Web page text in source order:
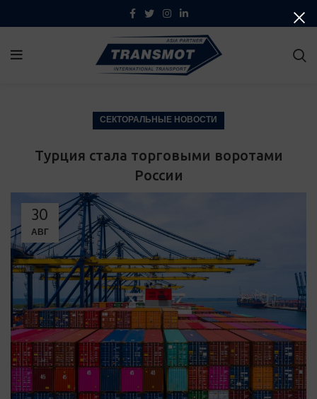
СЕКТОРАЛЬНЫЕ НОВОСТИ
Турция стала торговыми воротами
России
30
АВГ